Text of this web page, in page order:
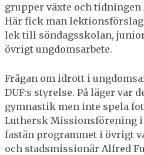
grupper växte och tidningen
Här fick man
lek till söndagsskolan,
övrigt ungdomsarbete.
Frågan om idrott i
DUF:s styrelse. På läger var
gymnastik men inte spela
Luthersk Missionsförening
fastän programmet i övrigt
och stadsmissionär Alfred